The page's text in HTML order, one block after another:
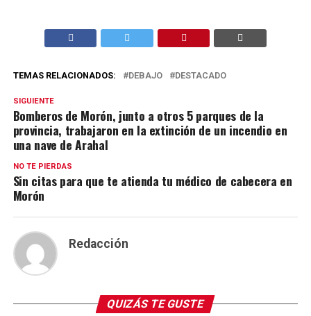
TEMAS RELACIONADOS: DEBAJO DESTACADO
SIGUIENTE
Bomberos de Morón, junto a otros 5 parques de la
provincia, trabajaron en la extinción de un incendio en
una nave de Arahal
NO TE PIERDAS
Sin citas para que te atienda tu médico de cabecera en
Morón
Redacción
QUIZÁS TE GUSTE